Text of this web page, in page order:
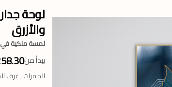
لوحة
والأزرق
لمسة ملكية في
يبدأ من
الممرات ,غرف